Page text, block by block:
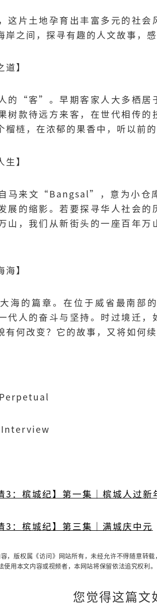
这片土地孕育出丰富多元的社
岸之间，探寻有趣的人文故事，
】
的“客”。早期客家人大多栖居
树款待远方来客，在世代相传
榴梿，在浓郁的果香中，听以前
】
马来文“Bangsal”，意为小仓
展的缩影。若要探寻华人社会
山，我们从新街头的一座百年
】
海的篇章。在位于威省最南部
代人的奋斗与坚持。时过境迁
何改变？它的故事，又将如何续
Interview
3：槟城纪】第一集｜槟城人过新
3：槟城纪】第三集｜满城庆中元
，版权属《访问》网站所有，未经允许不得随意转
用本文内容或视频者，本网站将保留依法追究权利。
您觉得这篇文